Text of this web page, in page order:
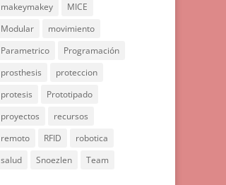
makeymakey
MICE
Modular
movimiento
Parametrico
Programación
prosthesis
proteccion
protesis
Prototipado
proyectos
recursos
remoto
RFID
robotica
salud
Snoezlen Team